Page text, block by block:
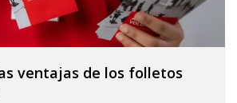
ventajas de los folletos